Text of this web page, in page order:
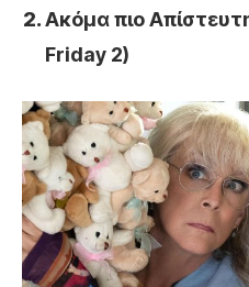
Ακόμα πιο
Friday 2)